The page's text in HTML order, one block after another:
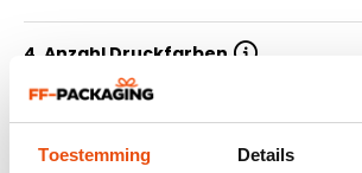
Toestemming Details
4. Anzahl Druckfarben
5. Auflage